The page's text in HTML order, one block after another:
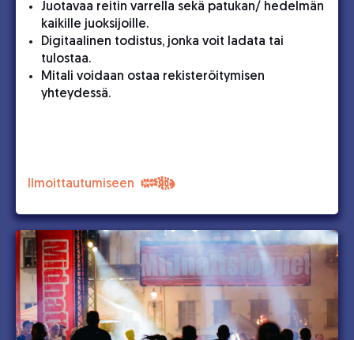
Juotavaa reitin varrella sekä patukan/ hedelmän
kaikille juoksijoille.
Digitaalinen todistus, jonka voit ladata tai
tulostaa.
Mitali voidaan ostaa rekisteröitymisen
yhteydessä.
Ilmoittautumiseen